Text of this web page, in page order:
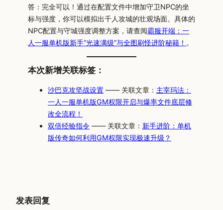
答：完全可以！通过在配置文件中增加守卫NPC的坐
标与强度，你可以模拟出千人攻城的壮观场面。具体的
NPC配置与守城强度调整方案，请查阅霸服开端：一
人一服单机版新手“光速满级”与全图刷怪进阶秘籍！ 。
本次新增关联标签：
沙巴克攻坚战设置 —— 关联文章： 主宰玛法：
一人一服单机版GM权限开启与爆率文件底层修
改全流程！
双倍经验指令 —— 关联文章： 新手进阶：单机
版传奇如何利用GM权限实现极速升级？
发表回复